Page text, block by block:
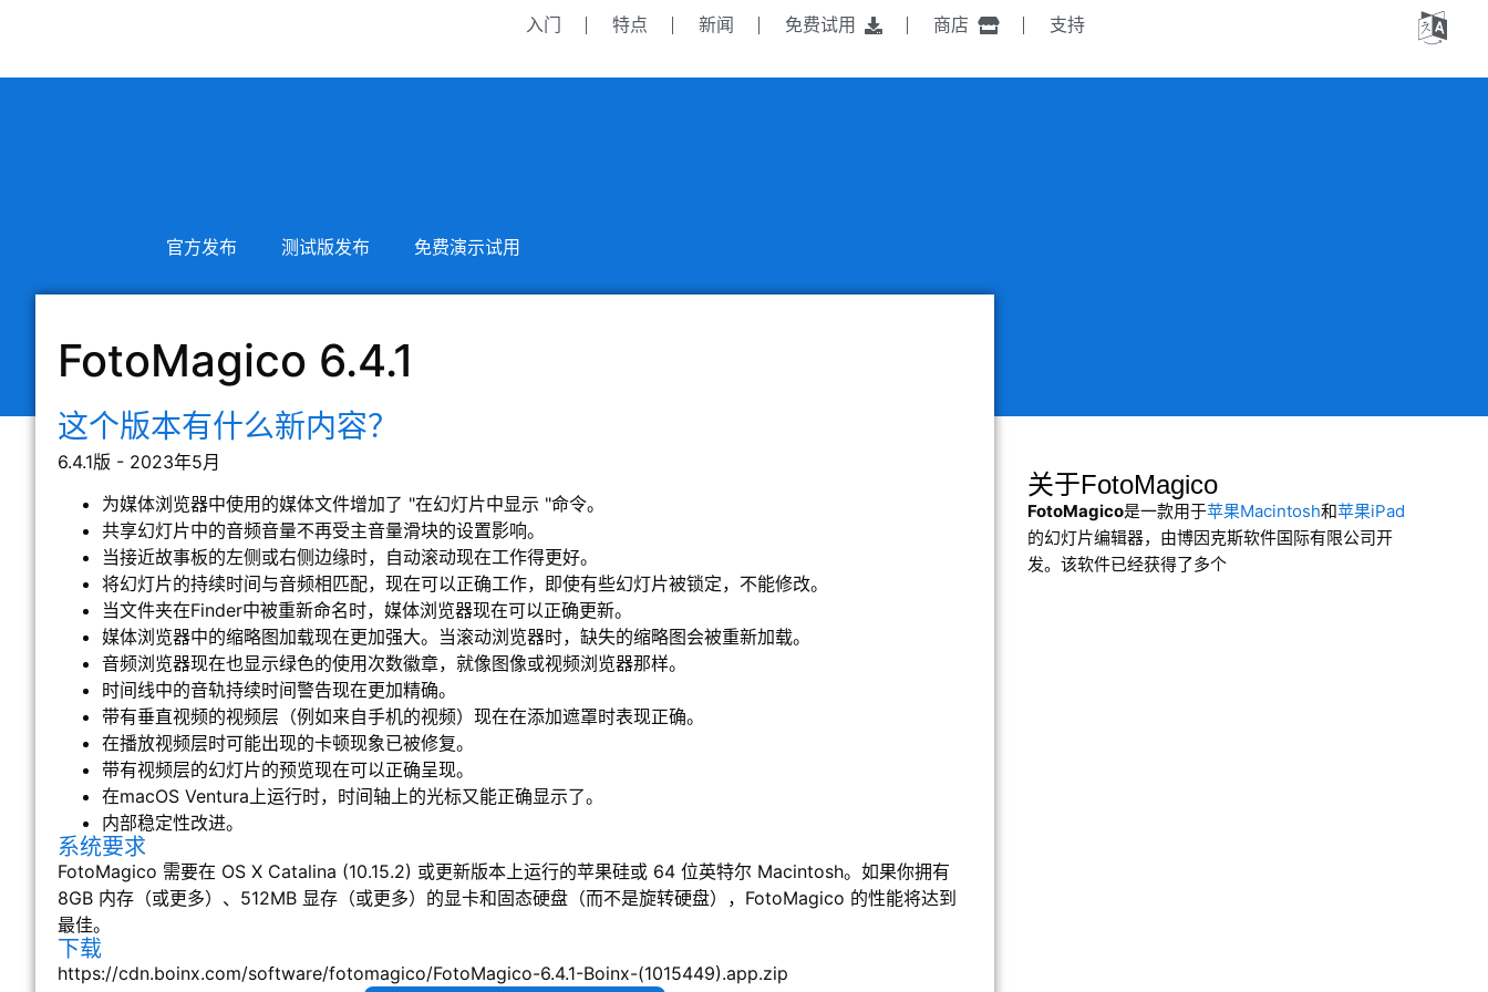
入门 特点 新闻 免费试用 商店 支持
官方发布 测试版发布 免费演示试用
FotoMagico 6.4.1
这个版本有什么新内容？
6.4.1版 - 2023年5月
为媒体浏览器中使用的媒体文件增加了 "在幻灯片中显示 "命令。
共享幻灯片中的音频音量不再受主音量滑块的设置影响。
当接近故事板的左侧或右侧边缘时，自动滚动现在工作得更好。
将幻灯片的持续时间与音频相匹配，现在可以正确工作，即使有些幻灯片被锁定，不能修改。
当文件夹在Finder中被重新命名时，媒体浏览器现在可以正确更新。
媒体浏览器中的缩略图加载现在更加强大。当滚动浏览器时，缺失的缩略图会被重新加载。
音频浏览器现在也显示绿色的使用次数徽章，就像图像或视频浏览器那样。
时间线中的音轨持续时间警告现在更加精确。
带有垂直视频的视频层（例如来自手机的视频）现在在添加遮罩时表现正确。
在播放视频层时可能出现的卡顿现象已被修复。
带有视频层的幻灯片的预览现在可以正确呈现。
在macOS Ventura上运行时，时间轴上的光标又能正确显示了。
内部稳定性改进。
系统要求
FotoMagico 需要在 OS X Catalina (10.15.2) 或更新版本上运行的苹果硅或 64 位英特尔 Macintosh。如果你拥有
8GB 内存（或更多）、512MB 显存（或更多）的显卡和固态硬盘（而不是旋转硬盘），FotoMagico 的性能将达到
最佳。
下载
https://cdn.boinx.com/software/fotomagico/FotoMagico-6.4.1-Boinx-(1015449).app.zip
关于FotoMagico
FotoMagico是一款用于苹果Macintosh和苹果iPad
的幻灯片编辑器，由博因克斯软件国际有限公司开
发。该软件已经获得了多个